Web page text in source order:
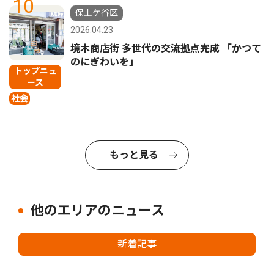
10
トップニュ
ース
社会
保土ケ谷区
2026.04.23
境木商店街 多世代の交流拠点完成 「かつて
のにぎわいを」
もっと見る
他のエリアのニュース
新着記事